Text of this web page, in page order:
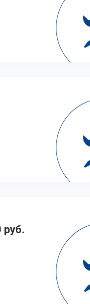
руб.